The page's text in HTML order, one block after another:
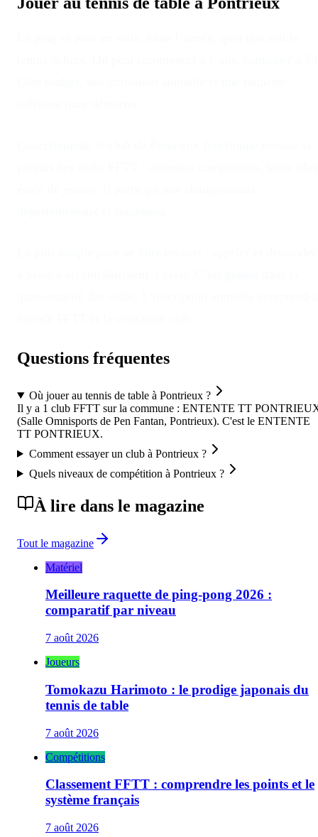
Questions fréquentes
Où jouer au tennis de table à Pontrieux ?
Il y a 1 club FFTT sur la commune : ENTENTE TT
(Salle Omnisports de Pen Fantan, Pontrieux). C'est le ENTENTE
TT PONTRIEUX.
Comment essayer un club à Pontrieux ?
Quels niveaux de compétition à Pontrieux ?
À lire dans le magazine
Tout le magazine
Matériel
Meilleure raquette de ping-pong 2026 :
comparatif par niveau
7 août 2026
Joueurs
Tomokazu Harimoto : le prodige japonais du
tennis de table
7 août 2026
Compétitions
Classement FFTT : comprendre les points et le
système français
7 août 2026